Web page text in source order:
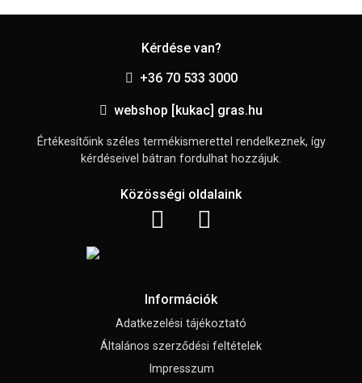
Kérdése van?
+36 70 533 3000
webshop [kukac] gras.hu
Értékesítőink széles termékismerettel rendelkeznek, így
kérdéseivel bátran fordulhat hozzájuk.
Közösségi oldalaink
Információk
Adatkezelési tájékoztató
Általános szerződési feltételek
Impresszum